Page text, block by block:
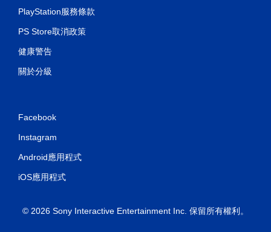
PlayStation服務條款
PS Store取消政策
健康警告
關於分級
Facebook
Instagram
Android應用程式
iOS應用程式
© 2026 Sony Interactive Entertainment Inc. 保留所有權利。